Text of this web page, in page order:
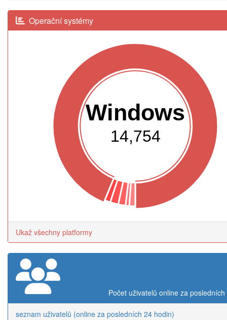
Operační systémy
Windows
14,754
Ukaž všechny platformy
Počet uživatelů online za
seznam uživatelů (online za posledních 24 hodin)